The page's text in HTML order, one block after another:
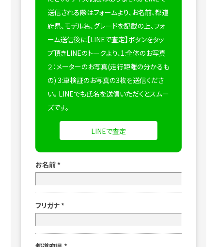
送信される際はフォームより、お名前、都道
府県、モデル名、グレードを記載の上、フォ
ーム送信後に【LINEで査定】ボタンをタッ
プ頂きLINEのトークより、1:全体のお写真
２：メーターのお写真(走行距離の分かるも
の) 3:車検証のお写真の3枚を送信くださ
い。 LINEでも氏名を送信いただくとスムー
ズです。
LINEで査定
お名前 *
フリガナ *